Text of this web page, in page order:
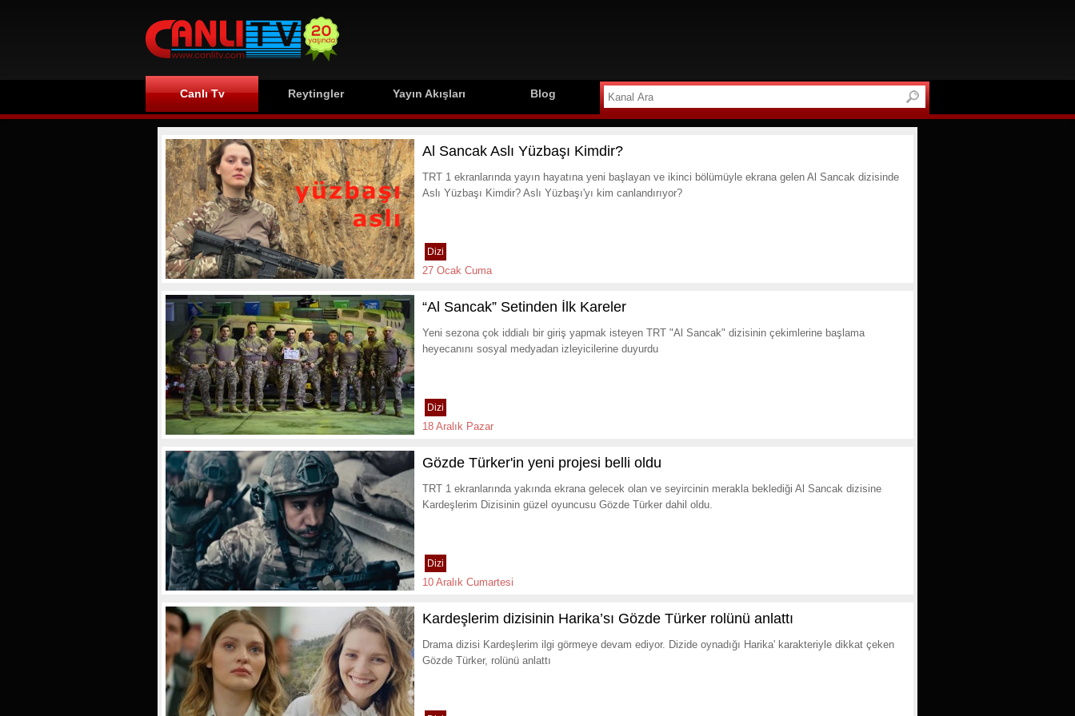
Canlı Tv Reytingler Yayın Akışları Blog
Al Sancak Aslı Yüzbaşı Kimdir?
TRT 1 ekranlarında yayın hayatına yeni başlayan ve ikinci bölümüyle ekrana gelen Al Sancak dizisinde
Aslı Yüzbaşı Kimdir? Aslı Yüzbaşı'yı kim canlandırıyor?
Dizi
27 Ocak Cuma
“Al Sancak” Setinden İlk Kareler
Yeni sezona çok iddialı bir giriş yapmak isteyen TRT "Al Sancak" dizisinin çekimlerine başlama
heyecanını sosyal medyadan izleyicilerine duyurdu
Dizi
18 Aralık Pazar
Gözde Türker'in yeni projesi belli oldu
TRT 1 ekranlarında yakında ekrana gelecek olan ve seyircinin merakla beklediği Al Sancak dizisine
Kardeşlerim Dizisinin güzel oyuncusu Gözde Türker dahil oldu.
Dizi
10 Aralık Cumartesi
Kardeşlerim dizisinin Harika’sı Gözde Türker rolünü anlattı
Drama dizisi Kardeşlerim ilgi görmeye devam ediyor. Dizide oynadığı Harika' karakteriyle dikkat çeken
Gözde Türker, rolünü anlattı